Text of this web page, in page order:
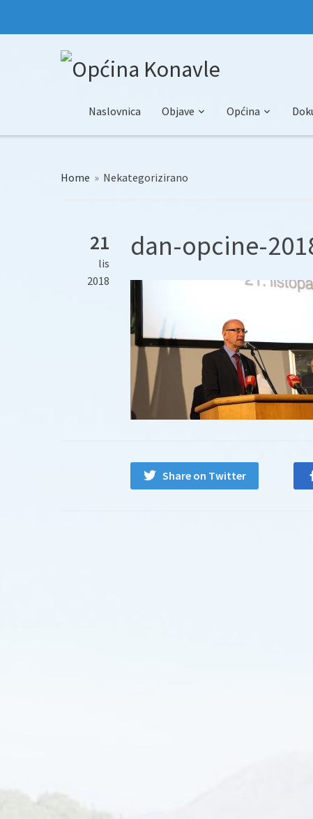
Naslovnica Objave Općina
Home » Nekategorizirano
21
lis
2018
dan-opcine-
Share on Twitter